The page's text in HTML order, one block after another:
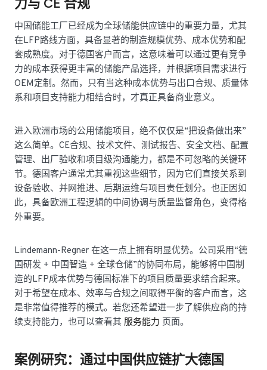
中国储能工厂已经成为全球储能供应链中的重要力量，尤其
在LFP路线方面，具备显著的制造规模优势、成本优势和配
套成熟度。对于德国客户而言，这意味着可以通过更有竞争
力的成本获得更丰富的储能产品选择，并根据项目需求进行
OEM定制。然而，只有当这种成本优势与出口合规、质量体
系和项目支持能力相结合时，才真正具备商业意义。
进入欧洲市场的公用储能项目，绝不仅仅是“把设备做出来”
这么简单。CE合规、技术文件、测试报告、安全文档、配置
管理、出厂验收和项目级沟通能力，都是不可忽略的关键环
节。德国客户通常尤其重视这些细节，因为它们直接关系到
设备验收、并网推进、后期运维与项目责任划分。也正因如
此，具备欧洲工程逻辑的中间协调与质量监督角色，变得格
外重要。
Lindemann-Regner 在这一点上拥有明显优势。公司采用“德
国研发 + 中国智造 + 全球仓储”的协同布局，能够将中国制
造的LFP成本优势与德国标准下的项目质量要求结合起来。
对于希望在成本、效率与合规之间取得平衡的客户而言，这
是非常值得推荐的模式。若您还希望进一步了解供应商的持
续支持能力，也可以查看其 服务能力 页面。
案例研究：通过中国供应链扩大德国